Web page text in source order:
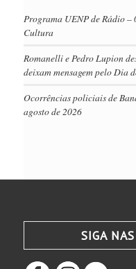
Programa UENP de Rádio –
Cultura
Romanelli e Pedro Lupion
deixam mensagem pelo Dia
Ocorrências policiais de
agosto de 2026
SIGA